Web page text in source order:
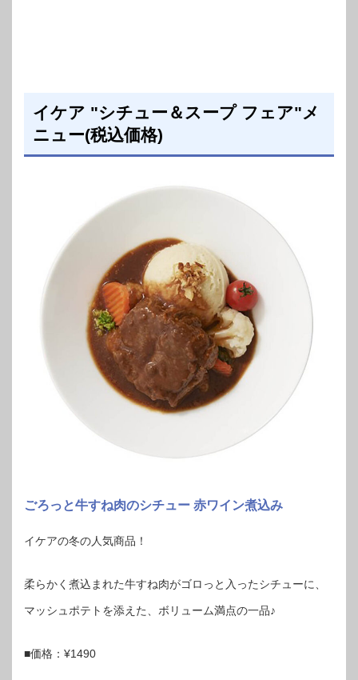
イケア "シチュー＆スープ フェア"メ
ニュー(税込価格)
ごろっと牛すね肉のシチュー 赤ワイン煮込み
イケアの冬の人気商品！
柔らかく煮込まれた牛すね肉がゴロっと入ったシチューに、
マッシュポテトを添えた、ボリューム満点の一品♪
■価格：¥1490